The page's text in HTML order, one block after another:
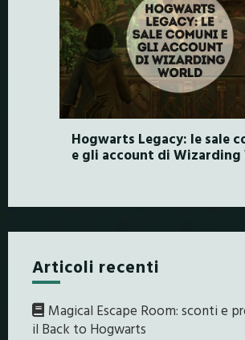
Hogwarts Legacy: le sale
e gli account di
Articoli recenti
Magical Escape Room: sconti e
il Back to Hogwarts